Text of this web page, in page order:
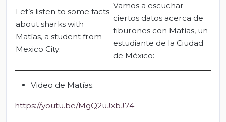
Let’s listen to some facts
about sharks with
Matías, a student from
Mexico City:
Vamos a escuchar
ciertos datos acerca de
tiburones con Matías, un
estudiante de la Ciudad
de México:
Video de Matías.
https://youtu.be/MgQ2uJxbJ74